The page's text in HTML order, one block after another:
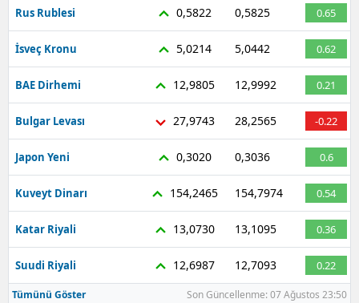
Manisa
Kahramanmaraş
Mardin
Muğla
Muş
Nevşehir
Ordu
Rus Rublesi 0,5822 0,5825 0.65
İsveç Kronu 5,0214 5,0442 0.62
BAE Dirhemi 12,9805 12,9992 0.21
Bulgar Levası 27,9743 28,2565 -0.22
Japon Yeni 0,3020 0,3036 0.6
Kuveyt Dinarı 154,2465 154,7974 0.54
Katar Riyali 13,0730 13,1095 0.36
Suudi Riyali 12,6987 12,7093 0.22
Tümünü Göster Son Güncellenme: 07 Ağustos 23:50